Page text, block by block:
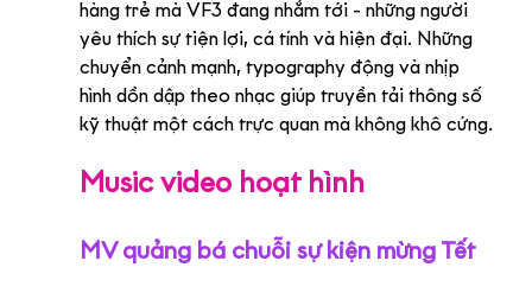
hàng trẻ mà VF3 đang nhắm tới - những người
yêu thích sự tiện lợi, cá tính và hiện đại. Những
chuyển cảnh mạnh, typography động và nhịp
hình dồn dập theo nhạc giúp truyền tải thông số
kỹ thuật một cách trực quan mà không khô cứng.
Music video hoạt hình
MV quảng bá chuỗi sự kiện mừng Tết